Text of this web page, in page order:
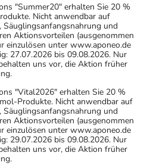
"Summer20" erhalten Sie 20 %
Nicht anwendbar auf
und
Aktionsvorteilen (ausgenommen
einzulösen unter www.aponeo.de
27.07.2026 bis 09.08.2026. Nur
uns vor, die Aktion früher
"Vital2026" erhalten Sie 20 %
Produkte. Nicht anwendbar auf
und
Aktionsvorteilen (ausgenommen
einzulösen unter www.aponeo.de
29.07.2026 bis 09.08.2026. Nur
uns vor, die Aktion früher